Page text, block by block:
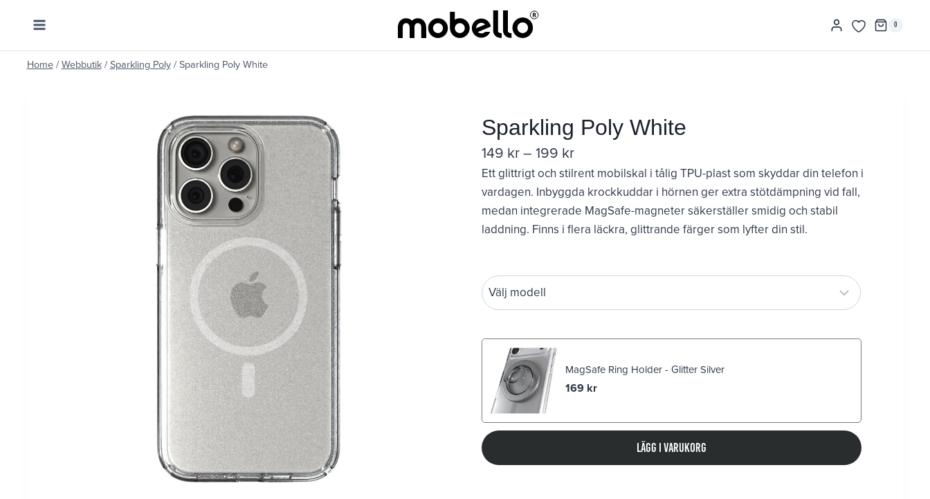
0
Home / Webbutik / Sparkling Poly / Sparkling Poly White
Sparkling Poly White
149 kr– 199 krPrisintervall:
149 kr
till
199 kr
Ett glittrigt och stilrent mobilskal i tålig TPU-plast som skyddar din telefon i
vardagen. Inbyggda krockkuddar i hörnen ger extra stötdämpning vid fall,
medan integrerade MagSafe-magneter säkerställer smidig och stabil
laddning. Finns i flera läckra, glittrande färger som lyfter din stil.
MagSafe Ring Holder - Glitter Silver
169 kr
Lägg i varukorg